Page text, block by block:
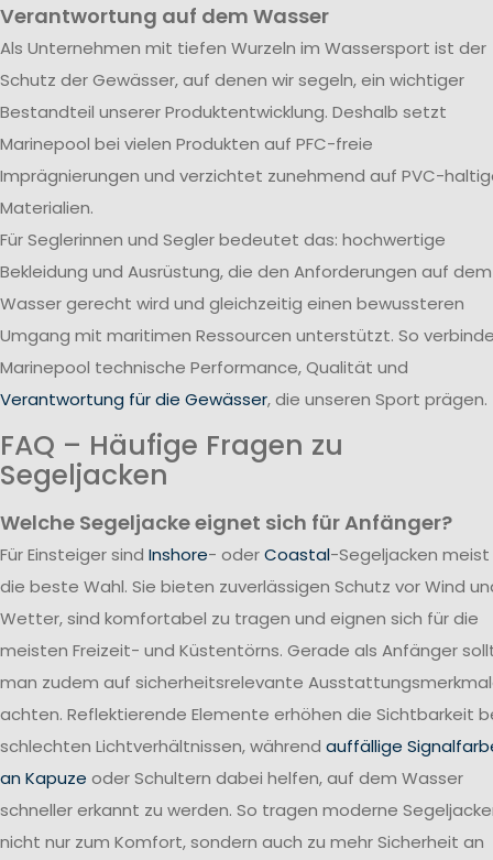
Verantwortung auf dem Wasser
Als Unternehmen mit tiefen Wurzeln im Wassersport ist der
Schutz der Gewässer, auf denen wir segeln, ein wichtiger
Bestandteil unserer Produktentwicklung. Deshalb setzt
Marinepool bei vielen Produkten auf PFC-freie
Imprägnierungen und verzichtet zunehmend auf PVC-
Materialien.
Für Seglerinnen und Segler bedeutet das: hochwertige
Bekleidung und Ausrüstung, die den Anforderungen auf dem
Wasser gerecht wird und gleichzeitig einen bewussteren
Umgang mit maritimen Ressourcen unterstützt. So
Marinepool technische Performance, Qualität und
Verantwortung für die Gewässer, die unseren Sport prägen.
FAQ – Häufige Fragen zu
Segeljacken
Welche Segeljacke eignet sich für Anfänger?
Für Einsteiger sind Inshore- oderCoastal-Segeljacken meist
die beste Wahl. Sie bieten zuverlässigen Schutz vor Wind
Wetter, sind komfortabel zu tragen und eignen sich für die
meisten Freizeit- und Küstentörns. Gerade als Anfänger
man zudem auf sicherheitsrelevante
achten. Reflektierende Elemente erhöhen die Sichtbarkeit
schlechten Lichtverhältnissen, während auffällige
an Kapuze oder Schultern dabei helfen, auf dem Wasser
schneller erkannt zu werden. So tragen moderne
nicht nur zum Komfort, sondern auch zu mehr Sicherheit an